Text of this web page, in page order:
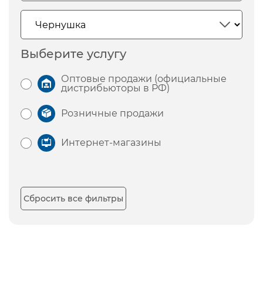
Выберите услугу
Оптовые продажи (официальные
дистрибьюторы в РФ)
Розничные продажи
Интернет-магазины
Сбросить все фильтры